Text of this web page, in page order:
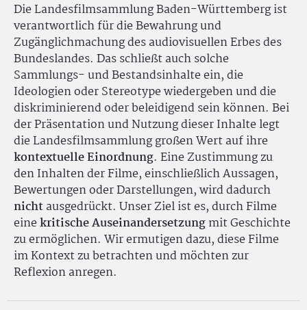
Die Landesfilmsammlung Baden-Württemberg ist
verantwortlich für die Bewahrung und
Zugänglichmachung des audiovisuellen Erbes des
Bundeslandes. Das schließt auch solche
Sammlungs- und Bestandsinhalte ein, die
Ideologien oder Stereotype wiedergeben und die
diskriminierend oder beleidigend sein können. Bei
der Präsentation und Nutzung dieser Inhalte legt
die Landesfilmsammlung großen Wert auf ihre
kontextuelle Einordnung. Eine Zustimmung zu
den Inhalten der Filme, einschließlich Aussagen,
Bewertungen oder Darstellungen, wird dadurch
nichtausgedrückt. Unser Ziel ist es, durch Filme
einekritische Auseinandersetzungmit Geschichte
zu ermöglichen. Wir ermutigen dazu, diese Filme
im Kontext zu betrachten und möchten zur
Reflexion anregen.